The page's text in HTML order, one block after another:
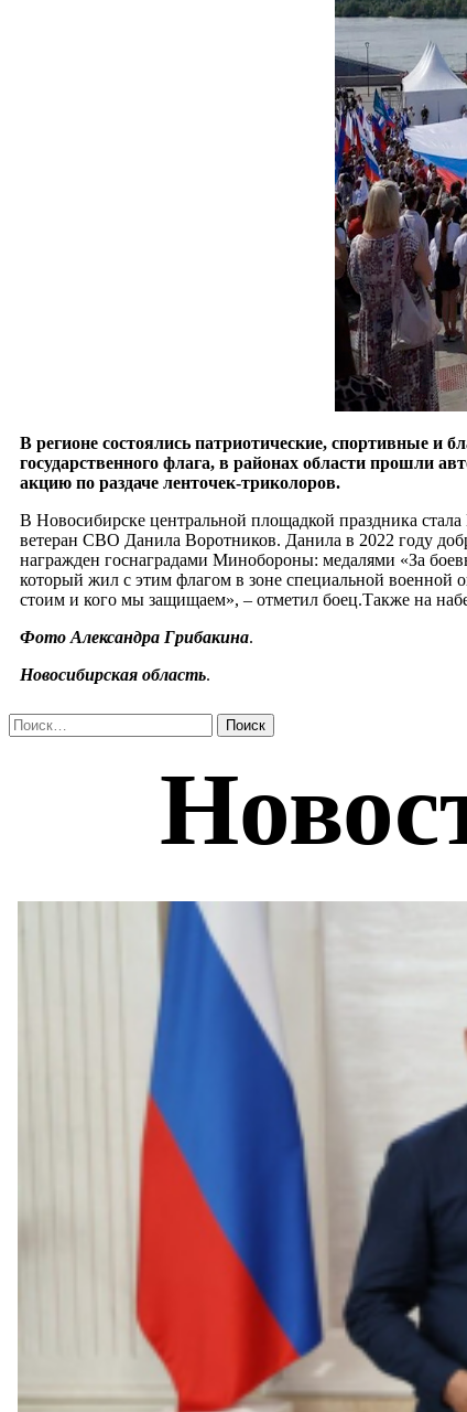
В регионе состоялись патриотические, спортивные и
государственного флага, в районах области прошли
акцию по раздаче ленточек-триколоров.
В Новосибирске центральной площадкой праздника
ветеран СВО Данила Воротников. Данила в 2022 году
награжден госнаградами Минобороны: медалями «За
который жил с этим флагом в зоне специальной
стоим и кого мы защищаем», – отметил боец.Также на
Фото Александра Грибакина.
Новосибирская область.
Найти: